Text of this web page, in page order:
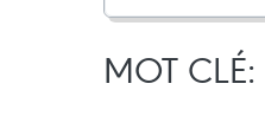
MOT CLÉ: